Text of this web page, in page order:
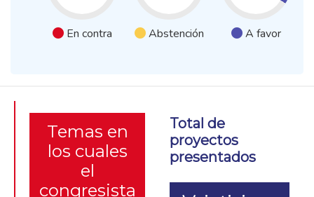
En contra Abstención A favor
Temas en
los cuales
el
congresista
Total de
proyectos
presentados